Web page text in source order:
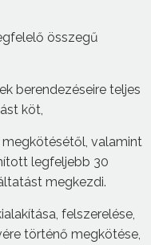
összegű
berendezéseire teljes
köt,
megkötésétől, valamint
legfeljebb 30
megkezdi.
felszerelése,
történő megkötése,